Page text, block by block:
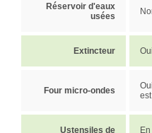
Réservoir d'eaux
usées
Extincteur Oui
Four micro-ondes
Ustensiles de